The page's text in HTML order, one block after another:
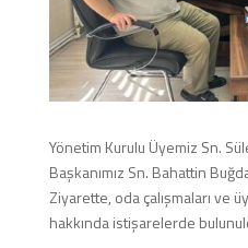
Yönetim Kurulu Üyemiz Sn.
Başkanımız Sn. Bahattin
Ziyarette, oda çalışmaları ve
hakkında istişarelerde